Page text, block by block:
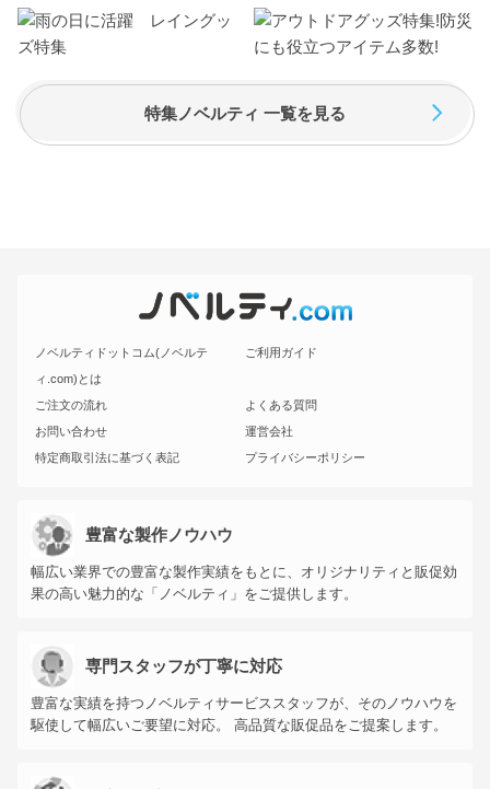
特集ノベルティ 一覧を見る
ノベルティドットコム(ノベルテ
ィ.com)とは
ご利用ガイド
ご注文の流れ
よくある質問
お問い合わせ
運営会社
特定商取引法に基づく表記
プライバシーポリシー
豊富な製作ノウハウ
幅広い業界での豊富な製作実績をもとに、オリジナリティと販促効
果の高い魅力的な「ノベルティ」をご提供します。
専門スタッフが丁寧に対応
豊富な実績を持つノベルティサービススタッフが、そのノウハウを
駆使して幅広いご要望に対応。 高品質な販促品をご提案します。